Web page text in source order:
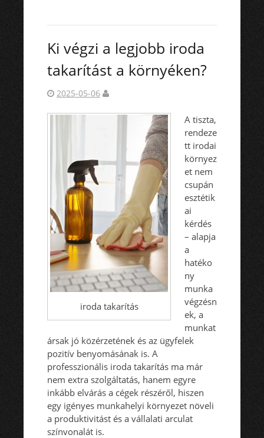
Ki végzi a legjobb iroda
takarítást a környéken?
2025-05-06
iroda takarítás
A tiszta,
rendeze
tt irodai
környez
et nem
csupán
esztétik
ai
kérdés
– alapja
a
hatéko
ny
munka
végzésn
ek, a
munkat
ársak jó közérzetének és az ügyfelek
pozitív benyomásának is. A
professzionális iroda takarítás ma már
nem extra szolgáltatás, hanem egyre
inkább elvárás a cégek részéről, hiszen
egy igényes munkahelyi környezet növeli
a produktivitást és a vállalati arculat
színvonalát is.